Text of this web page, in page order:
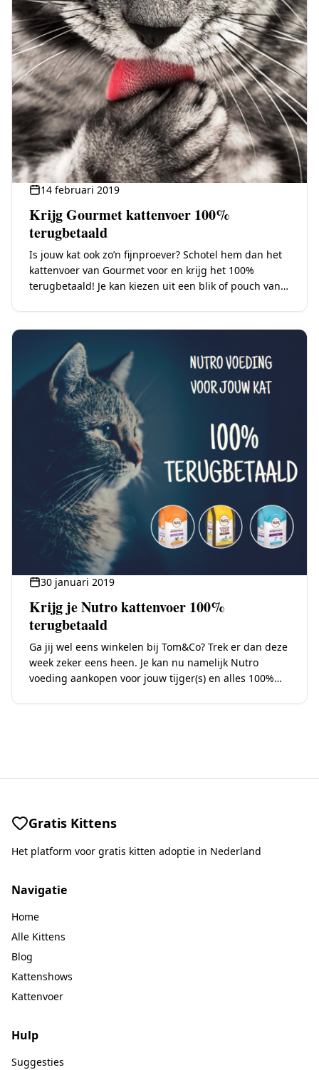
14 februari 2019
Krijg Gourmet kattenvoer 100%
terugbetaald
Is jouw kat ook zo’n fijnproever? Schotel hem dan het
kattenvoer van Gourmet voor en krijg het 100%
terugbetaald! Je kan kiezen uit een blik of pouch van
30 januari 2019
Krijg je Nutro kattenvoer 100%
terugbetaald
Ga jij wel eens winkelen bij Tom&Co? Trek er dan deze
week zeker eens heen. Je kan nu namelijk Nutro
voeding aankopen voor jouw tijger(s) en alles 100%
Gratis Kittens
Het platform voor gratis kitten adoptie in Nederland
Navigatie
Home
Alle Kittens
Blog
Kattenshows
Kattenvoer
Hulp
Suggesties